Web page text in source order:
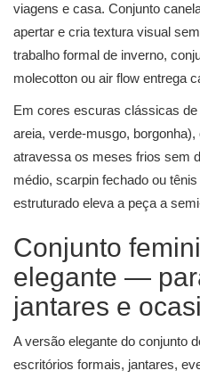
viagens e casa. Conjunto
apertar e cria textura visual
trabalho formal de inverno,
molecotton ou air flow entrega
Em cores escuras clássicas
areia, verde-musgo,
atravessa os meses frios sem
médio, scarpin fechado ou
estruturado eleva a peça a
Conjunto
elegante —
jantares e
A versão elegante do conjunto
escritórios formais, jantares,